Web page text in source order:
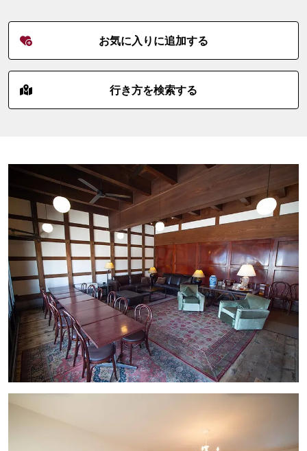
お気に入りに追加する
行き方を検索する